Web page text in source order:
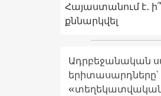
Հայաստանում է․
քննարկվել
Ադրբեջանական
երիտասարդները՝